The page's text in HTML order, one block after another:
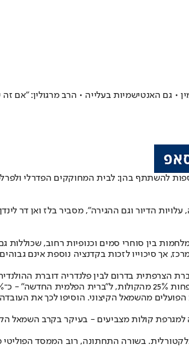
גם האנטישמיות בעלייה • הרב מרגולין: "אם זה
להשתתף בהן: לבית המחוקקים הפדרלי
הדיור וגם ההגירה", מסביר בלז ואן דר
בין סוחרי סמים וכנופיות רחוב, שכוללות
אך סיכוייו לזכות בקדנציה נוספת אינם
הצרפתית בדרום לבין פלנדריה דוברת
מהשמאל הקיצוני. הוסיפו לכך את
קולות מצביעים - בעיקר בקרב השמאל
בשורה התחתונה, רוב הממסד הפוליטי